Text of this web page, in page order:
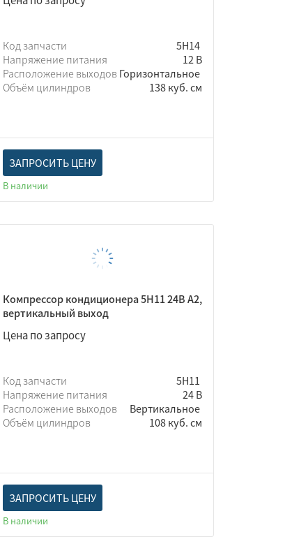
Код запчасти
5Н14
Напряжение питания
12 В
Расположение выходовГоризонтальное
Объём цилиндров
138 куб. см
ЗАПРОСИТЬ ЦЕНУ
В наличии
Компрессор кондиционера 5Н11 24В A2,
вертикальный выход
Цена по запросу
Код запчасти
5Н11
Напряжение питания
24 В
Расположение выходов
Вертикальное
Объём цилиндров
108 куб. см
ЗАПРОСИТЬ ЦЕНУ
В наличии